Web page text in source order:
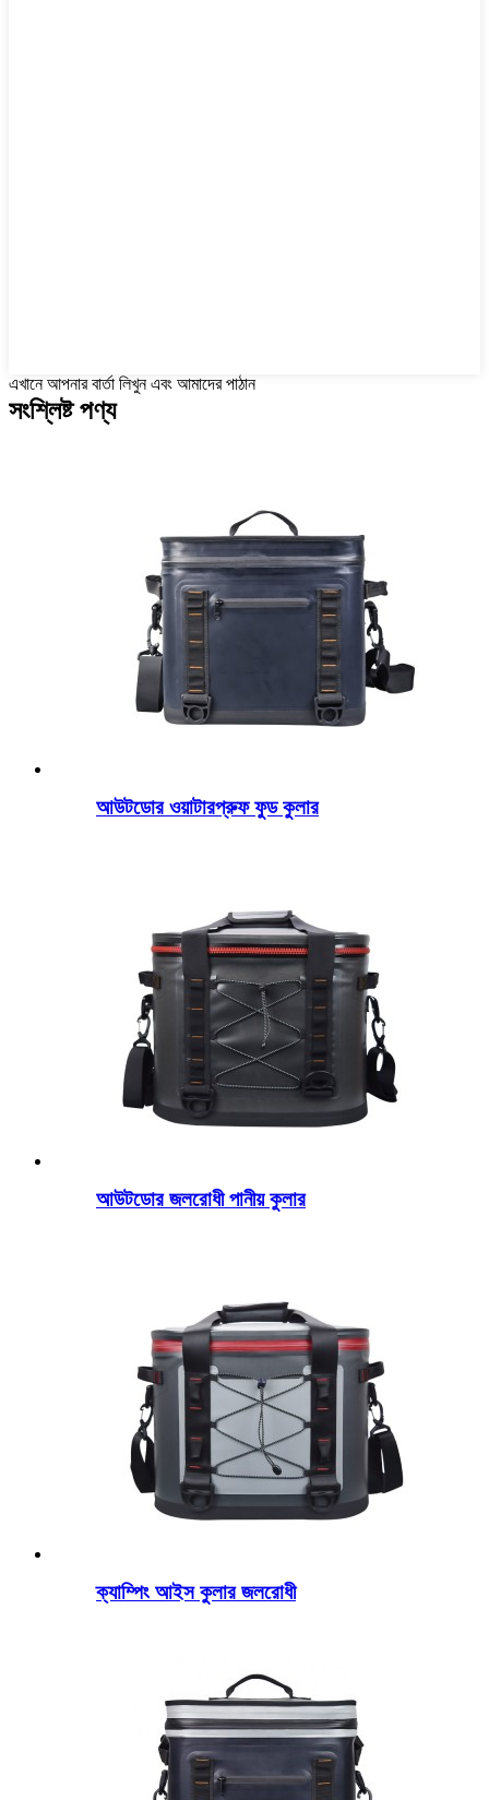
এখানে আপনার বার্তা লিখুন এবং আমাদের পাঠান
সংশ্লিষ্ট পণ্য
আউটডোর ওয়াটারপ্রুফ ফুড কুলার
আউটডোর জলরোধী পানীয় কুলার
ক্যাম্পিং আইস কুলার জলরোধী